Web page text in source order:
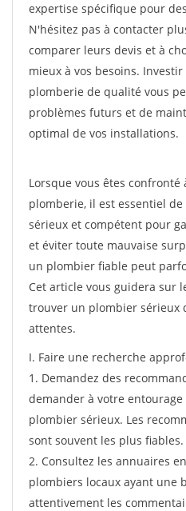
expertise spécifique pour
N'hésitez pas à contacter
comparer leurs devis et à
mieux à vos besoins.
plomberie de qualité vous
problèmes futurs et de
optimal de vos installations.
Lorsque vous êtes
plomberie, il est essentiel
sérieux et compétent pour
et éviter toute mauvaise
un plombier fiable peut
Cet article vous guidera sur
trouver un plombier sérieux
attentes.
I. Faire une recherche
1. Demandez des
demander à votre
plombier sérieux. Les
sont souvent les plus fiables.
2. Consultez les annuaires
plombiers locaux ayant une
attentivement les